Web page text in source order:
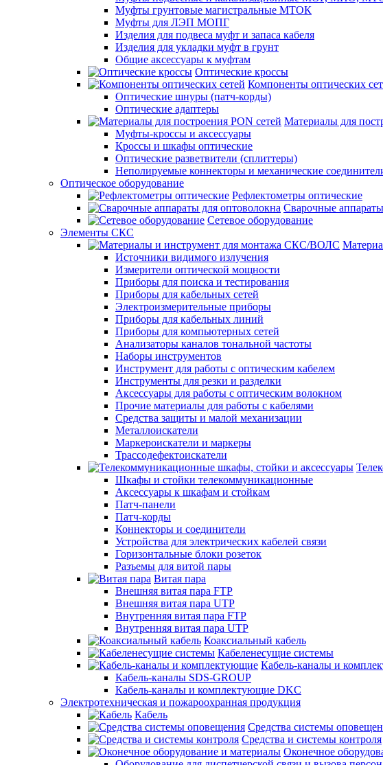
Муфты грунтовые магистральные МТОК
Муфты для ЛЭП МОПГ
Изделия для подвеса муфт и запаса кабеля
Изделия для укладки муфт в грунт
Общие аксессуары к муфтам
Оптические кроссы
Компоненты оптических
Оптические шнуры (патч-корды)
Оптические адаптеры
Материалы для
Муфты-кроссы и аксессуары
Кроссы и шкафы оптические
Оптические разветвители (сплиттеры)
Неполируемые коннекторы и механические
Оптическое оборудование
Рефлектометры оптические
Сварочные
Сетевое оборудование
Элементы СКС
Источники видимого излучения
Измерители оптической мощности
Приборы для поиска и тестирования
Приборы для кабельных сетей
Электроизмерительные приборы
Приборы для кабельных линий
Приборы для компьютерных сетей
Анализаторы каналов тональной частоты
Наборы инструментов
Инструмент для работы с оптическим кабелем
Инструменты для резки и разделки
Аксессуары для работы с оптическим волокном
Прочие материалы для работы с кабелями
Средства защиты и малой механизации
Металлоискатели
Маркероискатели и маркеры
Трассодефектоискатели
Шкафы и стойки телекоммуникационные
Аксессуары к шкафам и стойкам
Патч-панели
Патч-корды
Коннекторы и соединители
Устройства для электрических кабелей связи
Горизонтальные блоки розеток
Разъемы для витой пары
Витая пара
Внешняя витая пара FTP
Внешняя витая пара UTP
Внутренняя витая пара FTP
Внутренняя витая пара UTP
Коаксиальный кабель
Кабеленесущие системы
Кабель-каналы и
Кабель-каналы SDS-GROUP
Кабель-каналы и комплектующие DKC
Электротехническая и пожароохранная продукция
Кабель
Средства системы
Средства и системы контроля
Оконечное